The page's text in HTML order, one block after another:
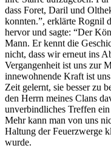
dass Foret, Daril und
konnten.”, erklärte Rognil
hervor und sagte: “Der
Mann. Er kennt die
nicht, dass wir erneut ins
Vergangenheit ist uns zur
innewohnende Kraft ist
Zeit gelernt, sie besser zu
den Herrn meines Clans
unverbindliches Treffen
Mehr kann man von uns
Haltung der Feuerzwerge
wurde.